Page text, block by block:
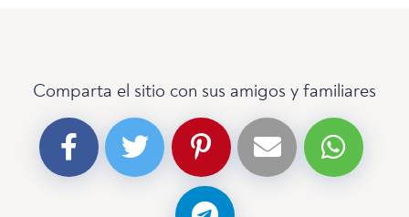
Comparta el sitio con sus amigos y familiares